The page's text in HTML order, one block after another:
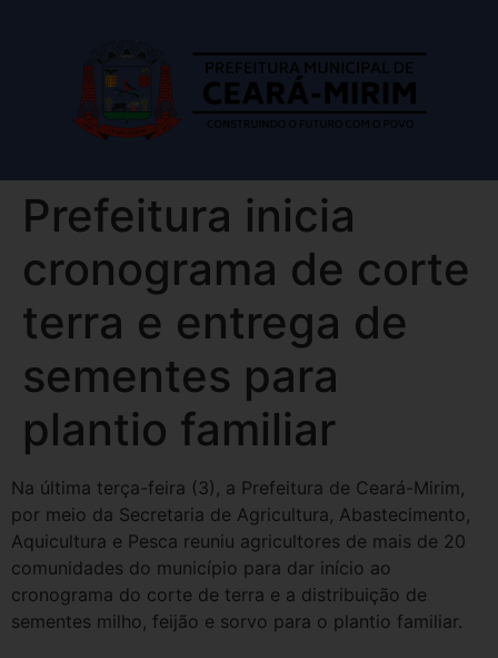
Prefeitura inicia
cronograma de corte
terra e entrega de
sementes para
plantio familiar
Na última terça-feira (3), a Prefeitura de Ceará-Mirim,
por meio da Secretaria de Agricultura, Abastecimento,
Aquicultura e Pesca reuniu agricultores de mais de 20
comunidades do município para dar início ao
cronograma do corte de terra e a distribuição de
sementes milho, feijão e sorvo para o plantio familiar.